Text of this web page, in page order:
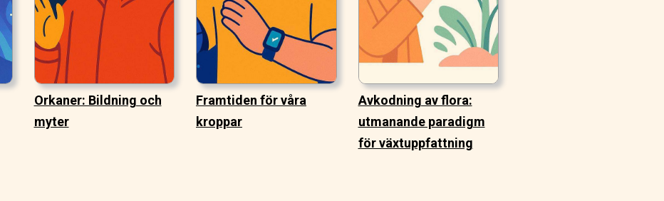
Orkaner: Bildning och
myter
Framtiden för våra
kroppar
Avkodning av flora:
utmanande paradigm
för växtuppfattning